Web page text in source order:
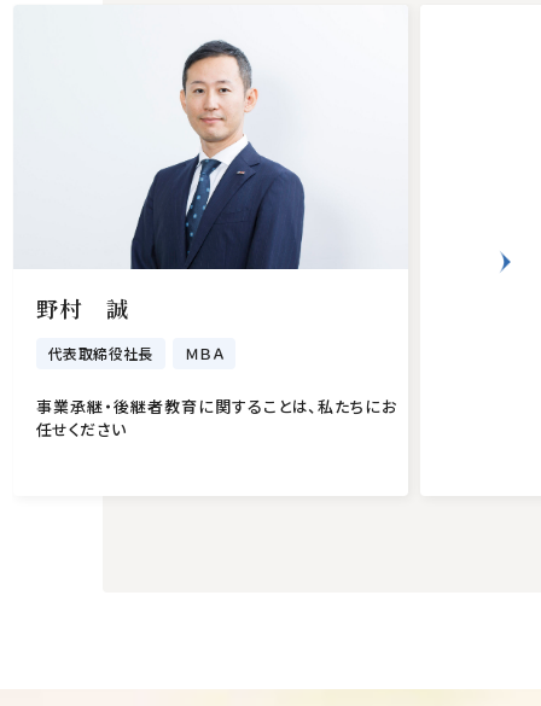
野村 誠
代表取締役社長 ＭＢＡ
事業承継・後継者教育に関することは、私たちにお
任せください